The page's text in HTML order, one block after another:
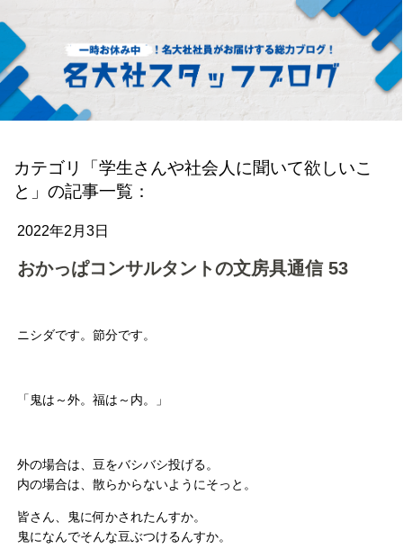
カテゴリ「学生さんや社会人に聞いて欲しいこ
と」の記事一覧：
2022年2月3日
おかっぱコンサルタントの文房具通信 53
ニシダです。節分です。
「鬼は～外。福は～内。」
外の場合は、豆をバシバシ投げる。
内の場合は、散らからないようにそっと。
皆さん、鬼に何かされたんすか。
鬼になんでそんな豆ぶつけるんすか。